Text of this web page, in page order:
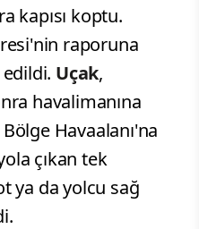
kapısı koptu.
raporuna
Uçak​,
havalimanına
Havaalanı'na
çıkan tek
ya da yolcu sağ